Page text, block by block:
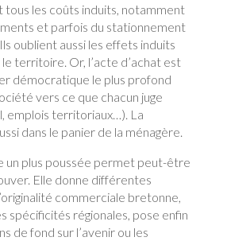
tous les coûts induits, notamment
et parfois du stationnement
oublient aussi les effets induits
territoire. Or, l’acte d’achat est
démocratique le plus profond
vers ce que chacun juge
emplois territoriaux…). La
dans le panier de la ménagère.
un plus poussée permet peut-être
Elle donne différentes
commerciale bretonne,
spécificités régionales, pose enfin
de fond sur l’avenir ou les